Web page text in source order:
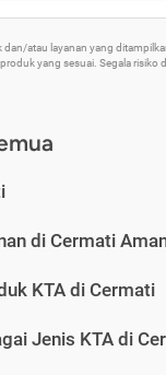
dan/atau layanan yang
yang sesuai. Segala risiko
di Cermati
KTA di Cermati
Jenis KTA di